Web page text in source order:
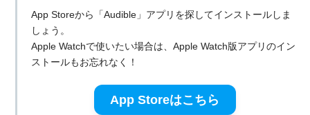
App Storeから「Audible」アプリを探してインストールしま
しょう。
Apple Watchで使いたい場合は、Apple Watch版アプリのイン
ストールもお忘れなく！
App Storeはこちら